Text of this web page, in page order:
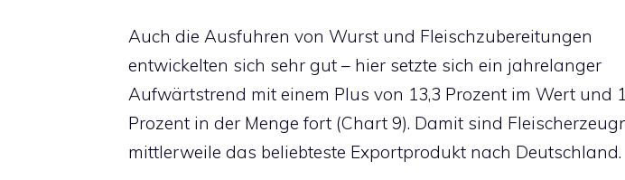
Auch die Ausfuhren von Wurst und Fleischzubereitungen
entwickelten sich sehr gut – hier setzte sich ein jahrelanger
Aufwärtstrend mit einem Plus von 13,3 Prozent im Wert und
Prozent in der Menge fort (Chart 9). Damit sind
mittlerweile das beliebteste Exportprodukt nach Deutschland.